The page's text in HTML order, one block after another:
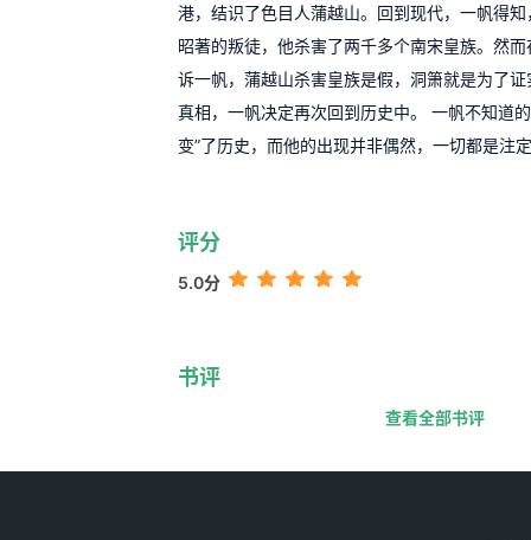
港，结识了色目人蒲越山。回到现代，一帆得
昭著的叛徒，他杀害了两千多个南宋皇族。然
诉一帆，蒲越山杀害皇族是假，洞箫就是为了
真相，一帆决定再次回到历史中。 一帆不知道
变”了历史，而他的出现并非偶然，一切都是注
评分
5.0分
书评
查看全部书评